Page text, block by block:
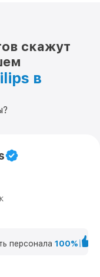
скажут
в
персонала 100%